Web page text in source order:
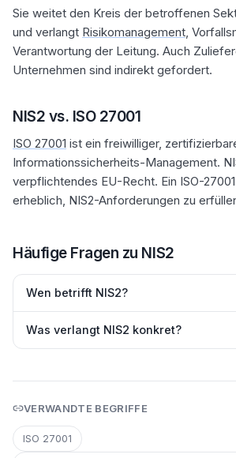
Sie weitet den Kreis der betroffenen
und verlangt Risikomanagement,
Verantwortung der Leitung. Auch
Unternehmen sind indirekt gefordert.
NIS2 vs. ISO 27001
ISO 27001 ist ein freiwilliger,
Informationssicherheits-Management.
verpflichtendes EU-Recht. Ein ISO-
erheblich, NIS2-Anforderungen zu
Häufige Fragen zu NIS2
Wen betrifft NIS2?
Was verlangt NIS2 konkret?
VERWANDTE BEGRIFFE
ISO 27001